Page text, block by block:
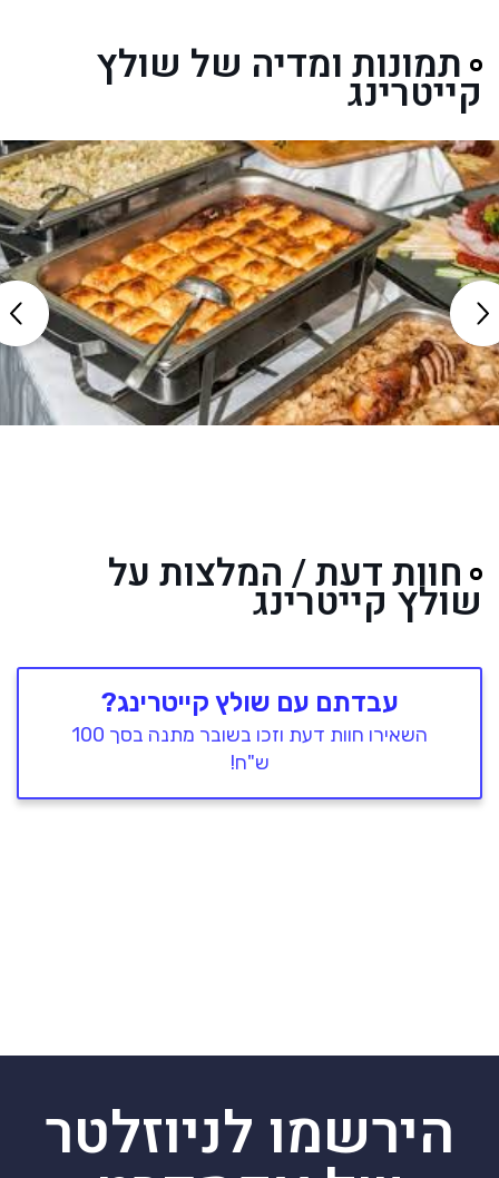
תמונות ומדיה של שולץ
קייטרינג
חוות דעת / המלצות על
שולץ קייטרינג
עבדתם עם שולץ קייטרינג?
השאירו חוות דעת וזכו בשובר מתנה בסך 100
ש"ח!
הירשמו לניוזלטר